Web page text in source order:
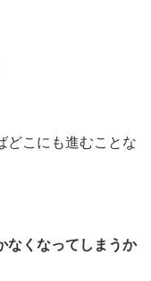
どこにも進むことな
なくなってしまうか